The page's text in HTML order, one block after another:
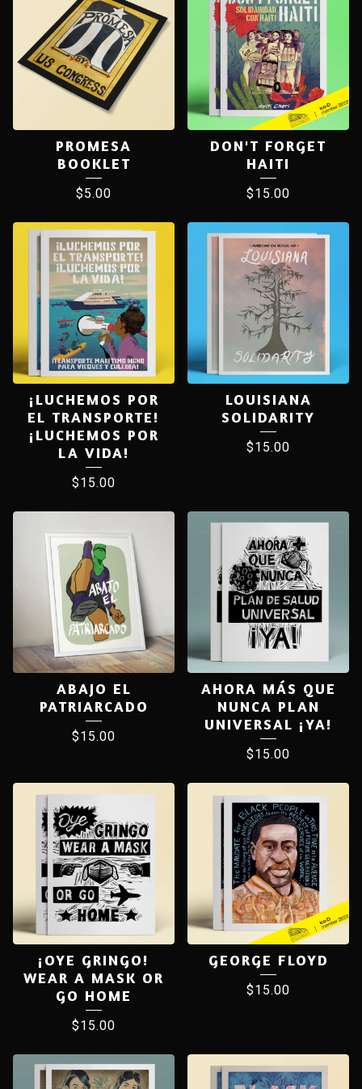
PROMESA
BOOKLET
$5.00
DON'T FORGET
HAITI
$15.00
¡LUCHEMOS POR
EL TRANSPORTE!
¡LUCHEMOS POR
LA VIDA!
$15.00
LOUISIANA
SOLIDARITY
$15.00
ABAJO EL
PATRIARCADO
$15.00
AHORA MÁS QUE
NUNCA PLAN
UNIVERSAL ¡YA!
$15.00
¡OYE GRINGO!
WEAR A MASK OR
GO HOME
$15.00
GEORGE FLOYD
$15.00